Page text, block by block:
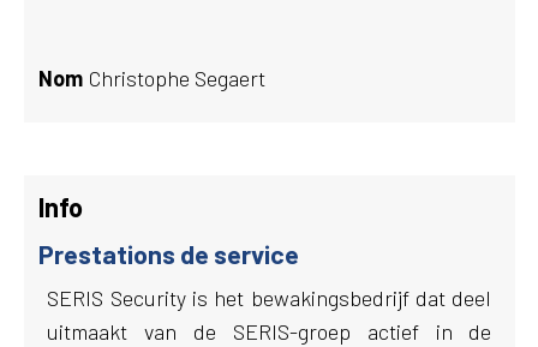
Nom Christophe Segaert
Info
Prestations de service
SERIS Security is het bewakingsbedrijf dat deel
uitmaakt van de SERIS-groep actief in de